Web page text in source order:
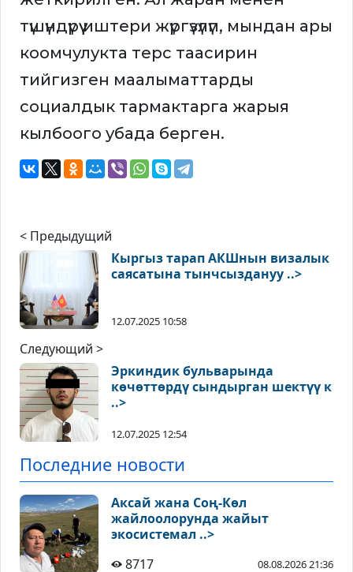
түшүндүрүү иштери жүргүзүлүп, мындан ары
коомчулукта терс таасирин
тийгизген маалыматтарды
социалдык тармактарга жарыя
кылбоого убада берген.
< Предыдущий
Кыргыз тарап АКШнын визалык
саясатына тынчсыздануу ..>
12.07.2025 10:58
Следующий >
Эркиндик бульварында
көчөттөрдү сындырган шектүү к
..>
12.07.2025 12:54
Последние новости
Аксай жана Соң-Көл
жайлоолорунда жайыт
экосистемал ..>
8717
08.08.2026 21:36